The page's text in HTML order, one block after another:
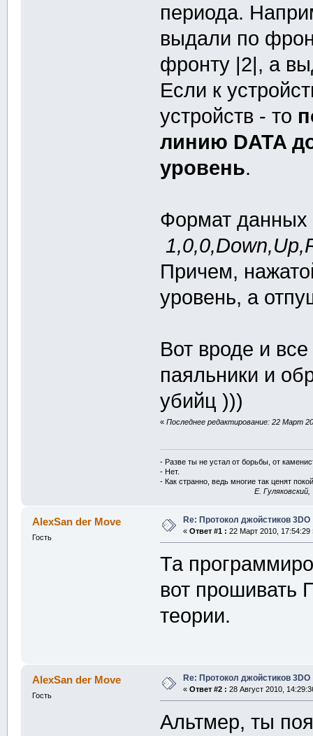
периода.
выдали по
фронту |2|, а
Если к
устройств - то
линию DATA
уровень.
Формат
Причем,
уровень, а
Вот вроде и
паяльники и
убийц )))
«Последнее редактирование: 22 Март
- Разве ты не устал от борьбы, от
- Нет.
- Как странно, ведь многие так ценят
E.
AlexSan der Move
Гость
Re: Протокол джойстиков 3DO
« Ответ #1 : 22 Март 2010, 17:54:29
Та
вот прошивать
теории.
AlexSan der Move
Гость
Re: Протокол джойстиков 3DO
« Ответ #2 : 28 Август 2010,
Альтмер, ты